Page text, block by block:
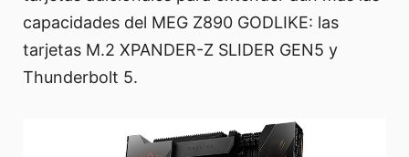
capacidades del MEG Z890 GODLIKE: las
tarjetas M.2 XPANDER-Z SLIDER GEN5 y
Thunderbolt 5.